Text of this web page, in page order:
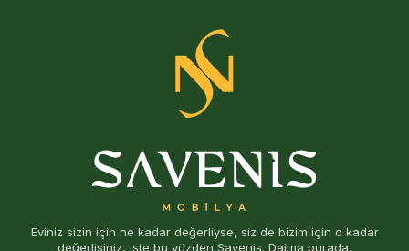
Eviniz sizin için ne kadar değerliyse, siz de bizim için o kadar
değerlisiniz, işte bu yüzden Savenis. Daima burada.